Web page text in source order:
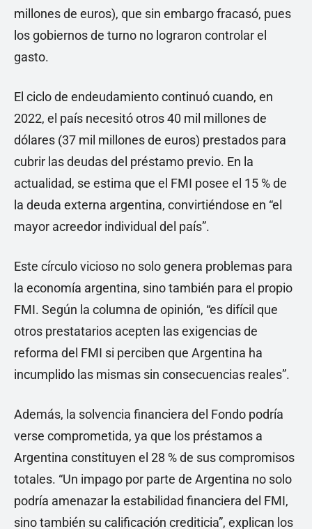
millones de euros), que sin embargo fracasó, pues
los gobiernos de turno no lograron controlar el
gasto.
El ciclo de endeudamiento continuó cuando, en
2022, el país necesitó otros 40 mil millones de
dólares (37 mil millones de euros) prestados para
cubrir las deudas del préstamo previo. En la
actualidad, se estima que el FMI posee el 15 % de
la deuda externa argentina, convirtiéndose en “el
mayor acreedor individual del país”.
Este círculo vicioso no solo genera problemas para
la economía argentina, sino también para el propio
FMI. Según la columna de opinión, “es difícil que
otros prestatarios acepten las exigencias de
reforma del FMI si perciben que Argentina ha
incumplido las mismas sin consecuencias reales”.
Además, la solvencia financiera del Fondo podría
verse comprometida, ya que los préstamos a
Argentina constituyen el 28 % de sus compromisos
totales. “Un impago por parte de Argentina no solo
podría amenazar la estabilidad financiera del FMI,
sino también su calificación crediticia”, explican los